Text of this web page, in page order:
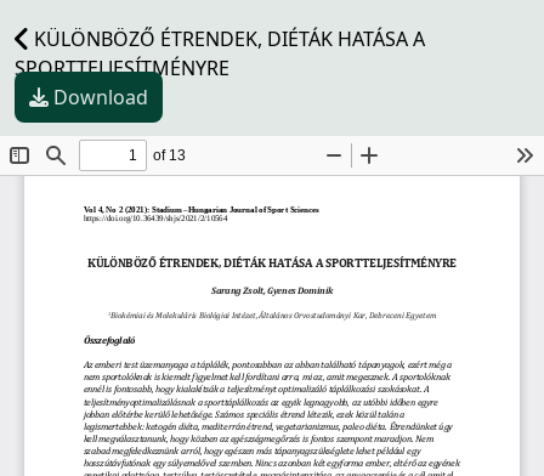
KÜLÖNBÖZŐ ÉTRENDEK, DIÉTÁK HATÁSA A
SPORTTELJESÍTMÉNYRE
Download